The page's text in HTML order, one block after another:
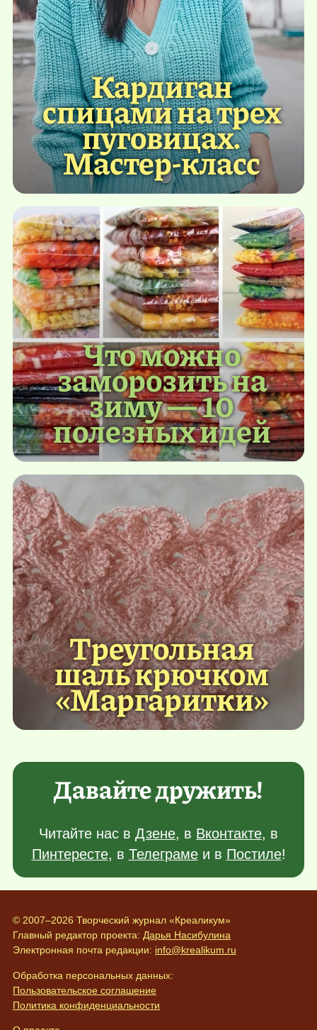
Кардиган
спицами на трех
пуговицах.
Мастер-класс
Что можно
заморозить на
зиму — 10
полезных идей
Треугольная
шаль крючком
«Маргаритки»
Давайте дружить!
Читайте нас в Дзене, в Вконтакте, в
Пинтересте, в Телеграмеи в Постиле!
© 2007–2026 Творческий журнал «Креаликум»
Главный редактор проекта: Дарья Насибулина
Электронная почта редакции: info@krealikum.ru
Обработка персональных данных:
Пользовательское соглашение
Политика конфиденциальности